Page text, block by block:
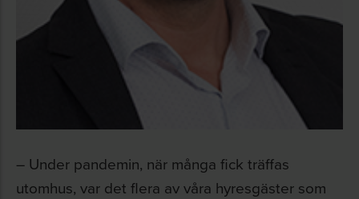
– Under pandemin, när många fick träffas
utomhus, var det flera av våra hyresgäster som